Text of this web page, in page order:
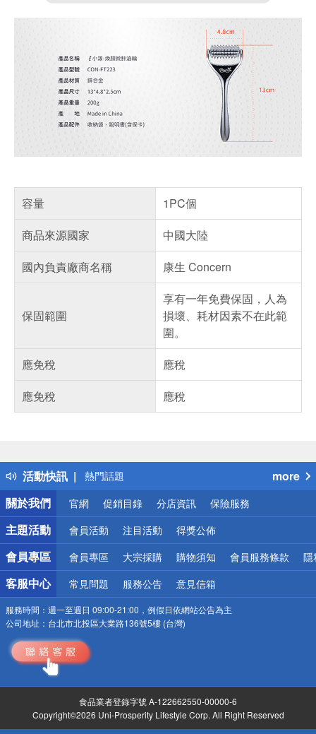
容量
1PC個
商品來源國家
中國大陸
國內負責廠商名稱
康生 Concern
保固範圍
享有一年免費保固，人為
損壞、耗材因素不在此範
圍。
應免稅
應稅
應免稅
應稅
活動快訊
得獎公告
熱門話題
銀行優惠
偏遠地區配送
詐騙網頁！請小心！
more
關於我們
官網 促銷目錄 分店資訊 保險服務
主題活動 會員活動 注目活動 得獎公佈
會員專區 會員專區 大宗採購 購物須知 會員服務條款 隱
客服中心 常見問題 服務公告 意見信箱
服務時間： 週一至週日 09:00-21:00，例假日依網站公告為主
公司地址： 台北市北投區大業路136號5樓 (台灣)
食品業者登錄字號 A-122662550-00000-6
Copyright©2026 Uni-Prosperity Lifestyle Corp. All Right Reserved